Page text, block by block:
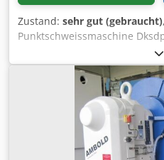
Zustand: sehr gut (gebraucht)
Punktschweissmaschine
Typ PMS 11-4 G 3
Kurzschlussstrom: 44,5 kA
Elektrodenkraft: 100-600
Anbauschaltschrank nach
Synchron-Schweisssteuerung